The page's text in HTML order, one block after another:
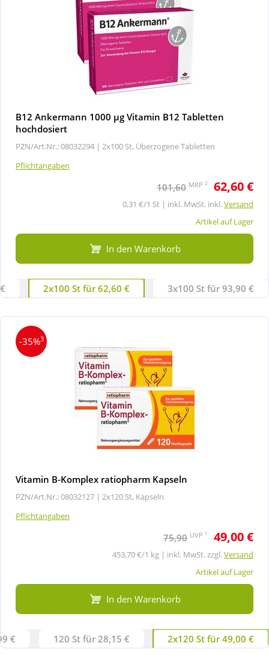
B12 Ankermann 1000 µg Vitamin B12 Tabletten
hochdosiert
PZN/Art.Nr.: 08032294 | 2x100 St, Überzogene Tabletten
Pflichtangaben
101,60 MRP 2 62,60 €
0,31 €/1 St | inkl. MwSt. inkl.Versand
Artikel auf Lager
In den Warenkorb
2x100 St für 62,60 € 3x100 St für 93,90 €
-35%3
Vitamin B-Komplex ratiopharm Kapseln
PZN/Art.Nr.: 08032127 | 2x120 St, Kapseln
Pflichtangaben
75,90 UVP 1 49,00 €
453,70 €/1 kg | inkl. MwSt. zzgl.Versand
Artikel auf Lager
In den Warenkorb
€ 120 St für 28,15 € 2x120 St für 49,00 €